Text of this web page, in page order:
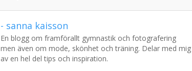
- sanna kaisson
En blogg om framförallt gymnastik och fotografering
men även om mode, skönhet och träning. Delar med mig
av en hel del tips och inspiration.